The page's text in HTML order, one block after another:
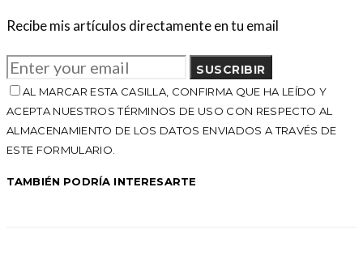
Recibe mis artículos directamente en tu email
SUSCRIBIR
AL MARCAR ESTA CASILLA, CONFIRMA QUE HA LEÍDO Y
ACEPTA NUESTROS TÉRMINOS DE USO CON RESPECTO AL
ALMACENAMIENTO DE LOS DATOS ENVIADOS A TRAVÉS DE
ESTE FORMULARIO.
TAMBIÉN PODRÍA INTERESARTE